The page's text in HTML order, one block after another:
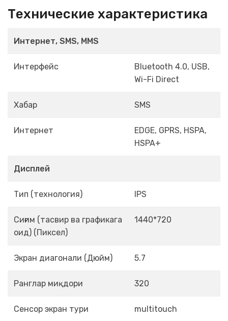
Технические характеристика
Интернет, SMS, MMS
Интерфейс
Bluetooth 4.0, USB,
Wi-Fi Direct
Хабар SMS
Интернет
EDGE, GPRS, HSPA,
HSPA+
Дисплей
Тип (технология) IPS
Сиғим (тасвир ва графикага
оид) (Пиксел)
1440*720
Экран диагонали (Дюйм) 5.7
Ранглар миқдори 320
Сенсор экран тури multitouch